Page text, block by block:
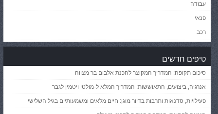
עבודה
פנאי
רכב
טיפים חדשים
סיכום תקופה: המדריך המקוצר להכנת אלבום בר מצווה
אנרגיה, ביצועים, התאוששות: המדריך המלא ל-מולטי ויטמין לגבר
פעילויות, סדנאות ותרבות בדיור מוגן: חיים מלאים ומשמעותיים בגיל השלישי